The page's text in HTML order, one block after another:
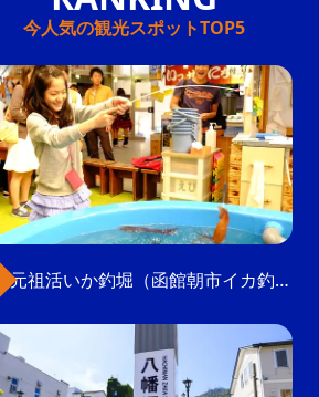
今人気の観光スポットTOP5
元祖活いか釣堀（函館朝市イカ釣り体験）